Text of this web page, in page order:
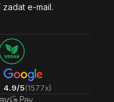
e-mail.
4.9/5(1577x)